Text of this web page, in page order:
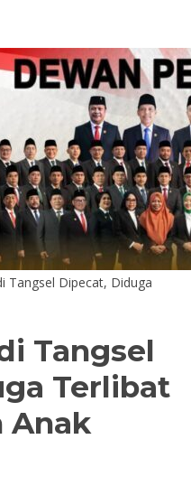
Tangsel Dipecat, Diduga
Tangsel
Terlibat
Anak